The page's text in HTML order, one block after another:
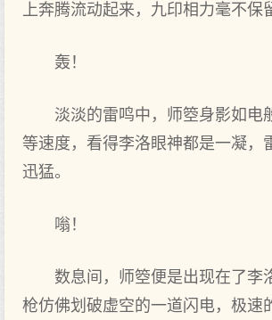
上奔腾流动起来，九印相力毫不保
轰！
淡淡的雷鸣中，师箜身影如电
等速度，看得李洛眼神都是一凝，
迅猛。
嗡！
数息间，师箜便是出现在了李
枪仿佛划破虚空的一道闪电，极速